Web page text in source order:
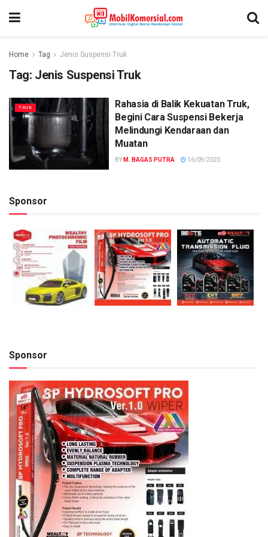
Home Tag Jenis Suspensi Truk
Tag: Jenis Suspensi Truk
TRUK
Rahasia di Balik Kekuatan Truk,
Begini Cara Suspensi Bekerja
Melindungi Kendaraan dan
Muatan
BY M. BAGAS PUTRA 16/09/2025
Sponsor
Sponsor